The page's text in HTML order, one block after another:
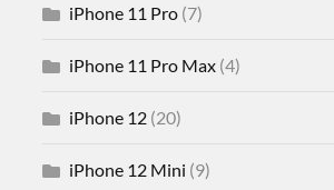
iPhone 11 Pro (7)
iPhone 11 Pro Max (4)
iPhone 12 (20)
iPhone 12 Mini (9)